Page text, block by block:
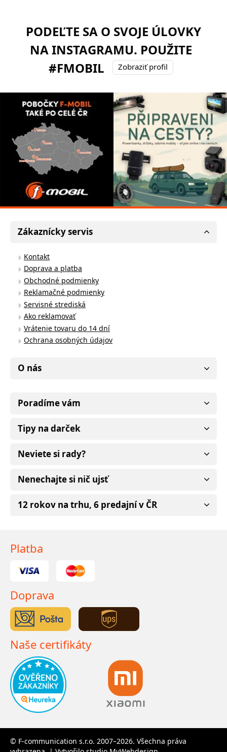
PODEĽTE SA O SVOJE ÚLOVKY
NA INSTAGRAMU. POUŽITE
#FMOBIL
Zobraziť profil
Zákaznícky servis
Kontakt
Doprava a platba
Obchodné podmienky
Reklamačné podmienky
Servisné strediská
Ako reklamovať
Vrátenie tovaru do 14 dní
Ochrana osobných údajov
O nás
Poradíme vám
Tipy na darček
Neviete si rady?
Nenechajte si nič ujsť
12 rokov na trhu, 6 predajní v ČR
Platba
Doprava
Naše certifikáty
© F-communication s.r.o. 2007–2026. Všechna práva